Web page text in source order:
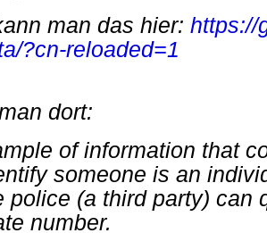
man das hier: https://
?cn-reloaded=1
dort:
of information that
someone is an
police (a third party) can
number.